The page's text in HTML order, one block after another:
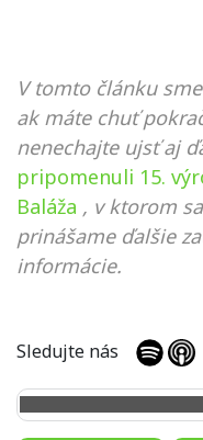
V tomto článku
ak máte chuť
nenechajte ujsť aj
pripomenuli 15.
Baláža , v ktorom
prinášame ďalšie
informácie.
Sledujte nás